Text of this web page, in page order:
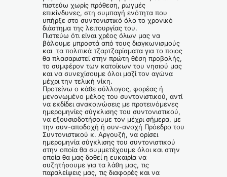
πιστεύω χωρίς πρόθεση, ρωγμές
επικίνδυνες, στη συμπαγή ενότητα που
υπήρξε στο συντονιστικό όλο το χρονικό
διάστημα της λειτουργίας του.
Πιστεύω ότι είναι χρέος όλων μας να
βάλουμε μπροστά από τους διαγκωνισμούς
και τα πολιτικά τζαρτζαρίσματα για το ποιος
θα πλασαριστεί στην πρώτη θέση προβολής,
το συμφέρον των κατοίκων του νησιού μας
και να συνεχίσουμε όλοι μαζί τον αγώνα
μέχρι την τελική νίκη.
Προτείνω ο κάθε σύλλογος, φορέας ή
μενονωμένο μέλος του συντονιστικού, αντί
να εκδίδει ανακοινώσεις με προτεινόμενες
ημερομηνίες σύγκλισης του συντονιστικού,
να εξουσιοδοτήσουμε τον μέχρι σήμερα, με
την συν-αποδοχή ή συν-ανοχή Πρόεδρο του
Συντονιστικού κ. Αργουζή, να ορίσει
ημερομηνία σύγκλισης του συντονιστικού
στην οποία θα συμμετέχουμε όλοι και στην
οποία θα μας δοθεί η ευκαιρία να
συζητήσουμε για τα λάθη μας, τις
παραλείψεις μας, τις διαφορές και να